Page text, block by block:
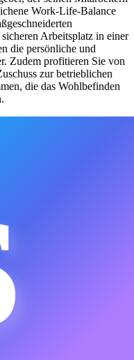
Work-Life-Balance
Arbeitsplatz in einer
die persönliche und
Zudem profitieren Sie von
zur betrieblichen
die das Wohlbefinden